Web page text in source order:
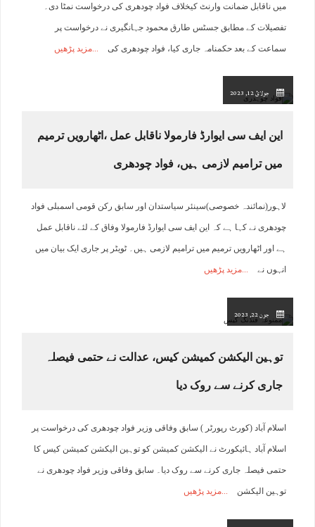
میں ناقابل ضمانت وارنٹ کیخلاف فواد چودھری کی درخواست نمٹا دی۔
تفصیلات کے مطابق جسٹس طارق محمود جہانگیری نے درخواست پر
سماعت کے بعد حکمنامہ جاری کیا، فواد چودھری کی مزید پڑھیں
جولائ 12, 2023
این ایف سی ایوارڈ فارمولا ناقابل عمل ،اٹھارویں ترمیم
میں ترامیم لازمی ہیں، فواد چودھری
لاہور(نمائندہ خصوصی)سینئر سیاستدان اور سابق رکن قومی اسمبلی فواد
چودھری نے کہا ہے کہ این ایف سی ایوارڈ فارمولا وفاق کے لئے ناقابل عمل
ہے اور اٹھارویں ترمیم میں ترامیم لازمی ہیں۔ ٹویٹر پر جاری ایک بیان میں
انہوں نے مزید پڑھیں
جون 22, 2023
توہین الیکشن کمیشن کیس، عدالت نے حتمی فیصلہ
جاری کرنے سے روک دیا
اسلام آباد (کورٹ رپورٹر ) سابق وفاقی وزیر فواد چودھری کی درخواست پر
اسلام آباد ہائیکورٹ نے الیکشن کمیشن کو توہین الیکشن کمیشن کیس کا
حتمی فیصلہ جاری کرنے سے روک دیا۔ سابق وفاقی وزیر فواد چودھری نے
توہین الیکشن مزید پڑھیں